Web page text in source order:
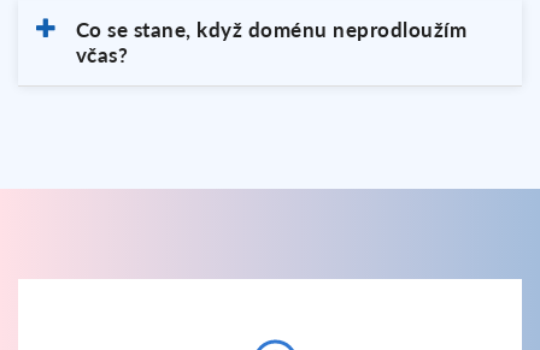
Co se stane, když doménu neprodloužím
včas?